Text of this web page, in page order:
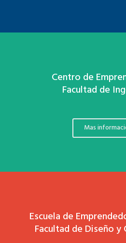
Centro de
Facultad de
Mas
Escuela de
Facultad de Diseño y